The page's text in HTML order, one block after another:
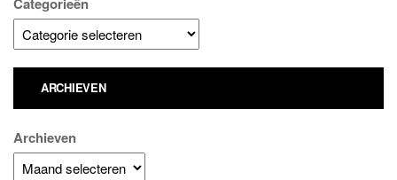
ARCHIEVEN
Archieven